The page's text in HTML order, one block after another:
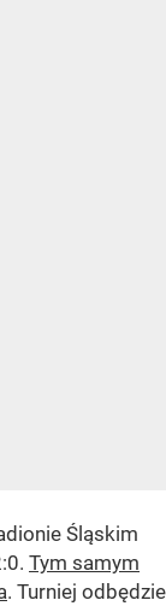
Śląskim
Tym samym
. Turniej odbędzie